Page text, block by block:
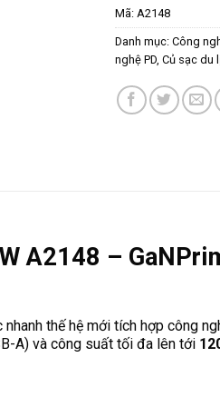
Mã: A2148
Danh mục: Công
nghệ PD Củ sạc du
A2148 –
nhanh thế hệ mới tích hợp công
A) và công suất tối đa lên tới